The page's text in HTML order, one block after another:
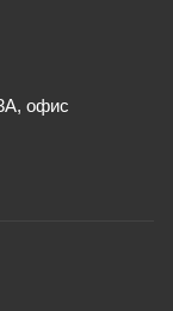
офис